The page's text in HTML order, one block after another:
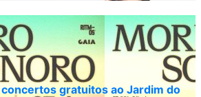
gratuitos ao Jardim do